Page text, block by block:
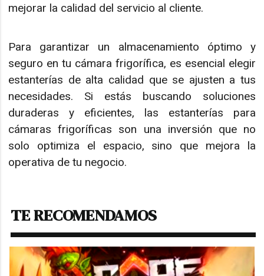
mejorar la calidad del servicio al cliente.
Para garantizar un almacenamiento óptimo y
seguro en tu cámara frigorífica, es esencial elegir
estanterías de alta calidad que se ajusten a tus
necesidades. Si estás buscando soluciones
duraderas y eficientes, las estanterías para
cámaras frigoríficas son una inversión que no
solo optimiza el espacio, sino que mejora la
operativa de tu negocio.
TE RECOMENDAMOS